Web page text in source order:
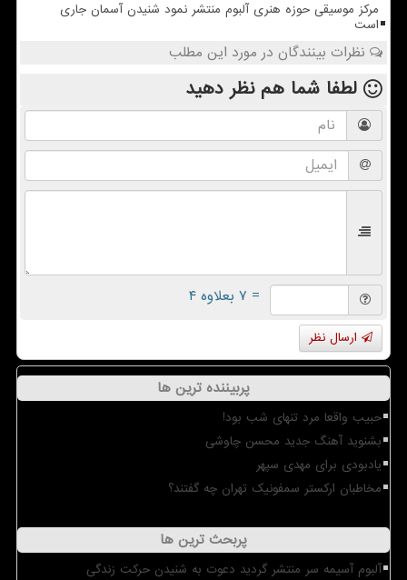
مرکز موسیقی حوزه هنری آلبوم منتشر نمود شنیدن آسمان جاری
است
نظرات بینندگان در مورد این مطلب
لطفا شما همنظر دهید
= ۷ بعلاوه ۴
ارسال نظر
پربیننده ترین ها
حبیب واقعا مرد تنهای شب بود!
بشنوید آهنگ جدید محسن چاوشی
یادبودی برای مهدی سپهر
مخاطبان ارکستر سمفونیک تهران چه گفتند؟
پربحث ترین ها
آلبوم آسیمه سر منتشر گردید دعوت به شنیدن حرکت زندگی